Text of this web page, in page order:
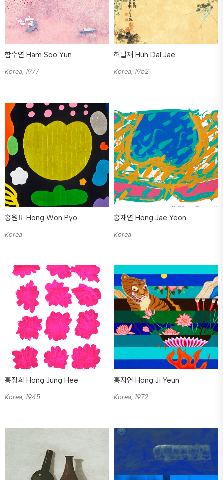
함수연 Ham Soo Yun
Korea, 1977
허달재 Huh Dal Jae
Korea, 1952
홍원표 Hong Won Pyo
Korea
홍재연 Hong Jae Yeon
Korea
홍정희 Hong Jung Hee
Korea, 1945
홍지연 Hong Ji Yeun
Korea, 1972